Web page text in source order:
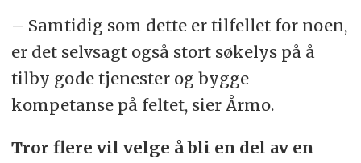
– Samtidig som dette er tilfellet for noen,
er det selvsagt også stort søkelys på å
tilby gode tjenester og bygge
kompetanse på feltet, sier Årmo.
Tror flere vil velge å bli en del av en